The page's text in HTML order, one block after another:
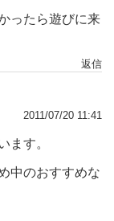
ったら遊びに来
返信
2011/07/20 11:41
ます。
中のおすすめな